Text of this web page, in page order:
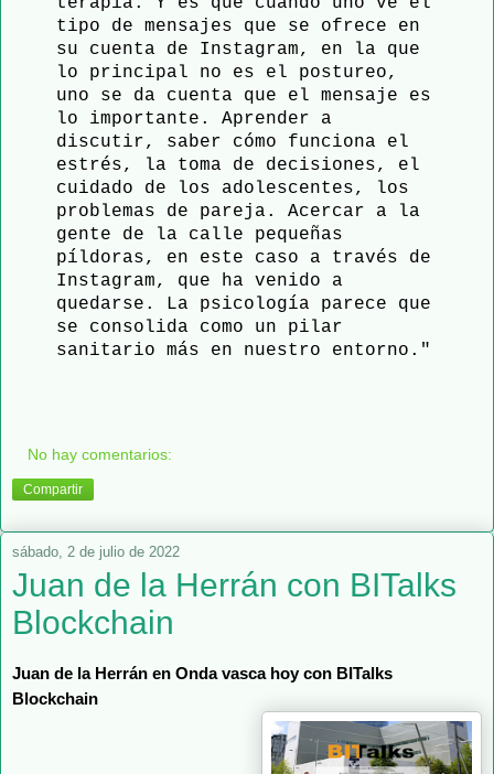
tipo de mensajes que se ofrece en
su cuenta de Instagram, en la que
lo principal no es el postureo,
uno se da cuenta que el mensaje es
lo importante. Aprender a
discutir, saber cómo funciona el
estrés, la toma de decisiones, el
cuidado de los adolescentes, los
problemas de pareja. Acercar a la
gente de la calle pequeñas
píldoras, en este caso a través de
Instagram, que ha venido a
quedarse. La psicología parece que
se consolida como un pilar
sanitario más en nuestro entorno."
No hay comentarios:
Compartir
sábado, 2 de julio de 2022
Juan de la Herrán con BITalks
Blockchain
Juan de la Herrán en Onda vasca hoy con BITalks
Blockchain